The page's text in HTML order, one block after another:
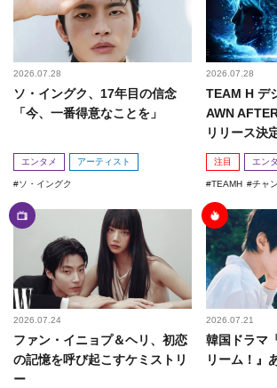
2026.07.28
ソ・イングク、17年目の信念
「今、一番得意なことを」
エンタメ アーティスト
ソ・イングク
2026.07.28
TEAM H デ
AWN
リリース決
注目 エン
TEAMH チャ
2026.07.24
ファン・イニョプ＆ヘリ、初恋
の記憶を呼び起こすケミストリ
ー
2026.07.21
韓国ドラマ
リーム！』